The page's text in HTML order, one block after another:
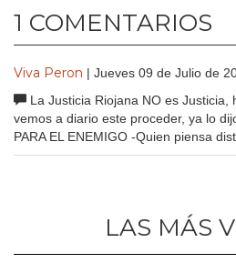
1 COMENTARIOS
Viva Peron | Jueves 09 de Julio de
La Justicia Riojana NO es Justicia,
vemos a diario este proceder, ya lo
PARA EL ENEMIGO -Quien piensa
LAS MÁS